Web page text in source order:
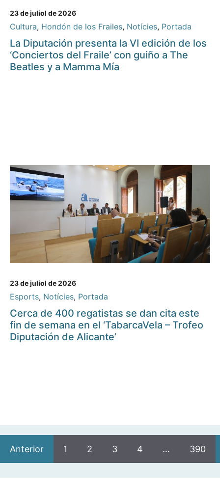
23 de juliol de 2026
Cultura, Hondón de los Frailes, Notícies, Portada
La Diputación presenta la VI edición de los
‘Conciertos del Fraile’ con guiño a The
Beatles y a Mamma Mía
23 de juliol de 2026
Esports, Notícies, Portada
Cerca de 400 regatistas se dan cita este
fin de semana en el ‘TabarcaVela – Trofeo
Diputación de Alicante’
Anterior 1 2 3 4 … 390